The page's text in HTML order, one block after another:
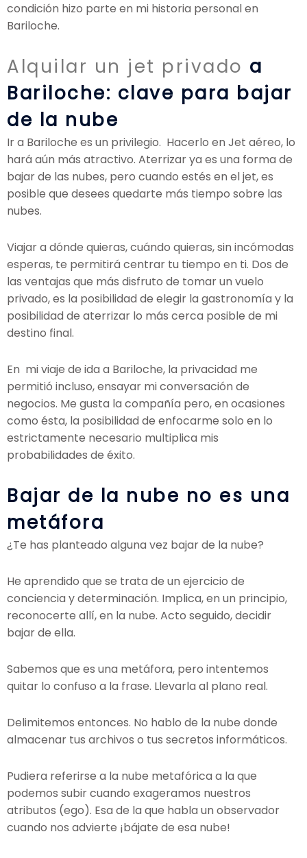
condición hizo parte en mi historia personal en
Bariloche.
Alquilar un jet privado a
Bariloche: clave para bajar
de la nube
Ir a Bariloche es un privilegio. Hacerlo en Jet aéreo, lo
hará aún más atractivo. Aterrizar ya es una forma de
bajar de las nubes, pero cuando estés en el jet, es
posible que desees quedarte más tiempo sobre las
nubes.
Viajar a dónde quieras, cuándo quieras, sin incómodas
esperas, te permitirá centrar tu tiempo en ti. Dos de
las ventajas que más disfruto de tomar un vuelo
privado, es la posibilidad de elegir la gastronomía y la
posibilidad de aterrizar lo más cerca posible de mi
destino final.
En mi viaje de ida a Bariloche, la privacidad me
permitió incluso, ensayar mi conversación de
negocios. Me gusta la compañía pero, en ocasiones
como ésta, la posibilidad de enfocarme solo en lo
estrictamente necesario multiplica mis
probabilidades de éxito.
Bajar de la nube no es una
metáfora
¿Te has planteado alguna vez bajar de la nube?
He aprendido que se trata de un ejercicio de
conciencia y determinación. Implica, en un principio,
reconocerte allí, en la nube. Acto seguido, decidir
bajar de ella.
Sabemos que es una metáfora, pero intentemos
quitar lo confuso a la frase. Llevarla al plano real.
Delimitemos entonces. No hablo de la nube donde
almacenar tus archivos o tus secretos informáticos.
Pudiera referirse a la nube metafórica a la que
podemos subir cuando exageramos nuestros
atributos (ego). Esa de la que habla un observador
cuando nos advierte ¡bájate de esa nube!